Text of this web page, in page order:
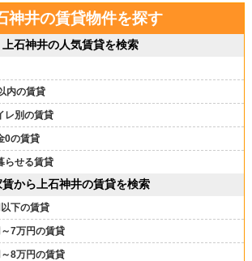
神井の賃貸物件を探す
上石神井の人気賃貸を検索
内の賃貸
レ別の賃貸
0の賃貸
らせる賃貸
賃から上石神井の賃貸を検索
下の賃貸
7万円の賃貸
8万円の賃貸